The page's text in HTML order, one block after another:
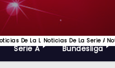
De Fútbol Más Prestigiosos Del
League, EPL Lo Mejor Del Futbol
De La Liga Española De Futbol
Serie A
Noticias De La Serie A,
Bundesliga